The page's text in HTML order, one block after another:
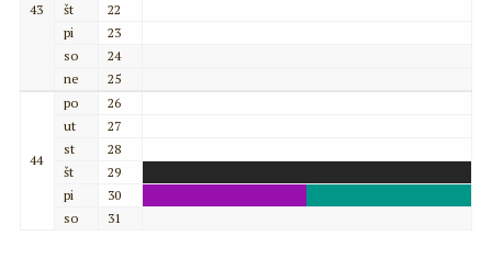
43
št
22
pi
23
so
24
ne
25
44
po
26
ut
27
st
28
št
29
pi
30
so
31